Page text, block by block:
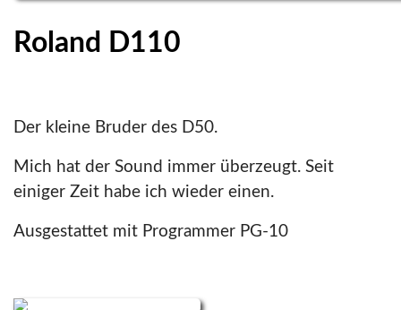
Roland D110
Der kleine Bruder des D50.
Mich hat der Sound immer überzeugt. Seit
einiger Zeit habe ich wieder einen.
Ausgestattet mit Programmer PG-10